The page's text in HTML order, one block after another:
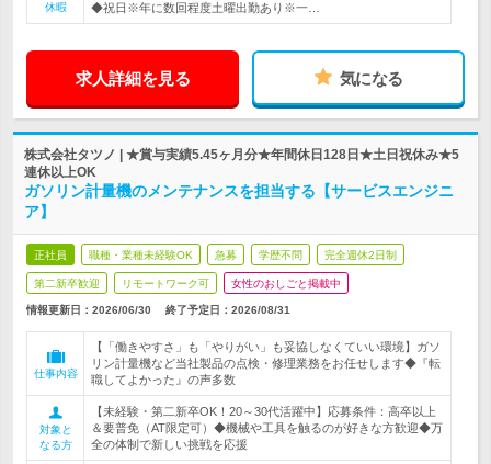
休暇
◆祝日※年に数回程度土曜出勤あり※一…
求人詳細を見る 気になる
株式会社タツノ | ★賞与実績5.45ヶ月分★年間休日128日★土日祝休み★5
連休以上OK
ガソリン計量機のメンテナンスを担当する【サービスエンジニ
ア】
正社員 職種・業種未経験OK 急募 学歴不問 完全週休2日制
第二新卒歓迎 リモートワーク可 女性のおしごと掲載中
情報更新日：2026/06/30 終了予定日： 2026/08/31
仕事内容
【「働きやすさ」も「やりがい」も妥協しなくていい環境】ガソ
リン計量機など当社製品の点検・修理業務をお任せします◆『転
職してよかった』の声多数
対象と
なる方
【未経験・第二新卒OK！20～30代活躍中】応募条件：高卒以上
＆要普免（AT限定可）◆機械や工具を触るのが好きな方歓迎◆万
全の体制で新しい挑戦を応援